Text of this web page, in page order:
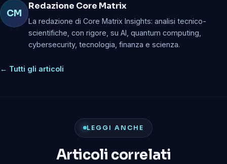
CM
Redazione Core Matrix
La redazione di Core Matrix Insights: analisi tecnico-
scientifiche, con rigore, su AI, quantum computing,
cybersecurity, tecnologia, finanza e scienza.
← Tutti gli articoli
LEGGI ANCHE
Articoli correlati